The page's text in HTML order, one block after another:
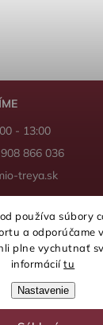
používa súbory
a odporúčame
plne vychutnať
informáciítu
Nastavenie
- 13:00
866 036
treya.sk
Shoptet.sk